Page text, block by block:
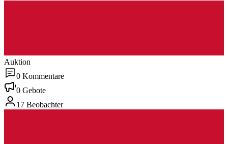
Auktion
0 Kommentare
0 Gebote
17 Beobachter